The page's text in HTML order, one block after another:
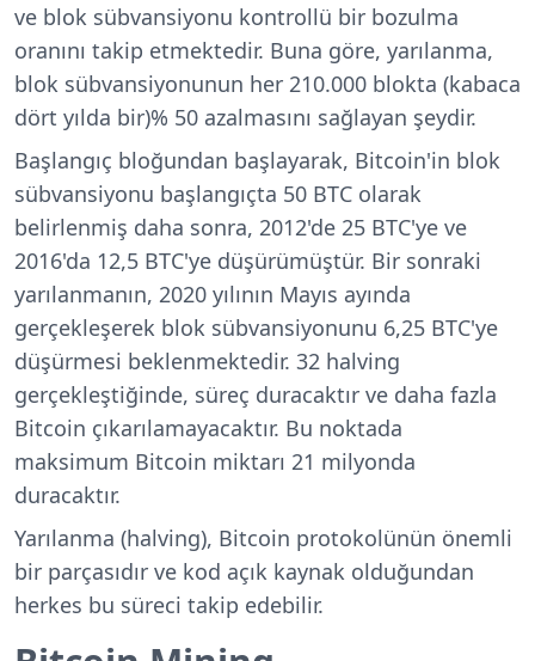
ve blok sübvansiyonu kontrollü bir bozulma
oranını takip etmektedir. Buna göre, yarılanma,
blok sübvansiyonunun her 210.000 blokta (kabaca
dört yılda bir)% 50 azalmasını sağlayan şeydir.
Başlangıç bloğundan başlayarak, Bitcoin'in blok
sübvansiyonu başlangıçta 50 BTC olarak
belirlenmiş daha sonra, 2012'de 25 BTC'ye ve
2016'da 12,5 BTC'ye düşürümüştür. Bir sonraki
yarılanmanın, 2020 yılının Mayıs ayında
gerçekleşerek blok sübvansiyonunu 6,25 BTC'ye
düşürmesi beklenmektedir. 32 halving
gerçekleştiğinde, süreç duracaktır ve daha fazla
Bitcoin çıkarılamayacaktır. Bu noktada
maksimum Bitcoin miktarı 21 milyonda
duracaktır.
Yarılanma (halving), Bitcoin protokolünün önemli
bir parçasıdır ve kod açık kaynak olduğundan
herkes bu süreci takip edebilir.